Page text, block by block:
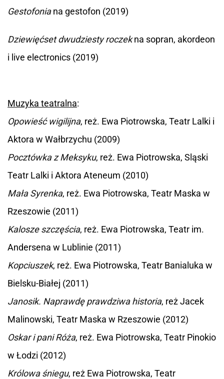
Gestofoniana gestofon (2019)
Dziewięćset dwudziesty roczekna sopran, akordeon
i live electronics (2019)
Muzyka teatralna:
Opowieść wigilijna, reż. Ewa Piotrowska, Teatr Lalki i
Aktora w Wałbrzychu (2009)
Pocztówka z Meksyku, reż. Ewa Piotrowska, Sląski
Teatr Lalki i Aktora Ateneum (2010)
Mała Syrenka, reż. Ewa Piotrowska, Teatr Maska w
Rzeszowie (2011)
Kalosze szczęścia, reż. Ewa Piotrowska, Teatr im.
Andersena w Lublinie (2011)
Kopciuszek, reż. Ewa Piotrowska, Teatr Banialuka w
Bielsku-Białej (2011)
Janosik. Naprawdę prawdziwa historia, reż Jacek
Malinowski, Teatr Maska w Rzeszowie (2012)
Oskar i pani Róża, reż. Ewa Piotrowska, Teatr Pinokio
w Łodzi (2012)
Królowa śniegu, reż Ewa Piotrowska, Teatr